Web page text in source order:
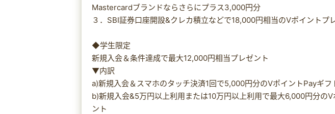
Mastercardブランドならさらにプラス3,000円分
３．SBI証券口座開設&クレカ積立などで18,000円相当のVポイントプ
◆学生限定
新規入会＆条件達成で最大12,000円相当プレゼント
▼内訳
a)新規入会＆スマホのタッチ決済1回で5,000円分のVポイントPayギフ
b)新規入会&5万円以上利用または10万円以上利用で最大6,000円分の
ント